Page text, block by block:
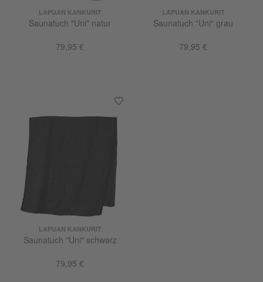
LAPUAN KANKURIT
Saunatuch "Uni" natur
79,95 €
LAPUAN KANKURIT
Saunatuch "Uni" grau
79,95 €
LAPUAN KANKURIT
Saunatuch "Uni" schwarz
79,95 €